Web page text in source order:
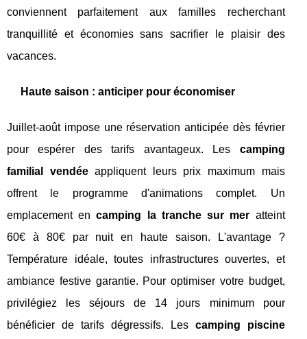
conviennent parfaitement aux familles recherchant
tranquillité et économies sans sacrifier le plaisir des
vacances.
Haute saison : anticiper pour économiser
Juillet-août impose une réservation anticipée dès février
pour espérer des tarifs avantageux. Les camping
familial vendéeappliquent leurs prix maximum mais
offrent le programme d'animations complet. Un
emplacement encamping la tranche sur mer atteint
60€ à 80€ par nuit en haute saison. L'avantage ?
Température idéale, toutes infrastructures ouvertes, et
ambiance festive garantie. Pour optimiser votre budget,
privilégiez les séjours de 14 jours minimum pour
bénéficier de tarifs dégressifs. Les camping piscine